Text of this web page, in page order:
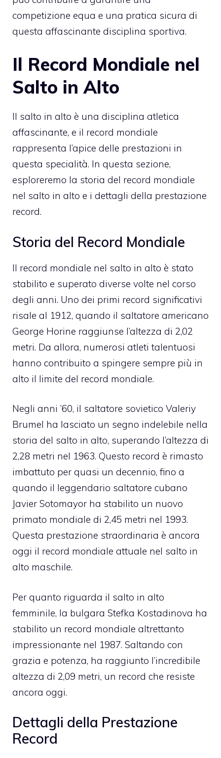
competizione equa e una pratica sicura di
questa affascinante disciplina sportiva.
Il Record Mondiale nel
Salto in Alto
Il salto in alto è una disciplina atletica
affascinante, e il record mondiale
rappresenta l’apice delle prestazioni in
questa specialità. In questa sezione,
esploreremo la storia del record mondiale
nel salto in alto e i dettagli della prestazione
record.
Storia del Record Mondiale
Il record mondiale nel salto in alto è stato
stabilito e superato diverse volte nel corso
degli anni. Uno dei primi record significativi
risale al 1912, quando il saltatore americano
George Horine raggiunse l’altezza di 2,02
metri. Da allora, numerosi atleti talentuosi
hanno contribuito a spingere sempre più in
alto il limite del record mondiale.
Negli anni ’60, il saltatore sovietico Valeriy
Brumel ha lasciato un segno indelebile nella
storia del salto in alto, superando l’altezza di
2,28 metri nel 1963. Questo record è rimasto
imbattuto per quasi un decennio, fino a
quando il leggendario saltatore cubano
Javier Sotomayor ha stabilito un nuovo
primato mondiale di 2,45 metri nel 1993.
Questa prestazione straordinaria è ancora
oggi il record mondiale attuale nel salto in
alto maschile.
Per quanto riguarda il salto in alto
femminile, la bulgara Stefka Kostadinova ha
stabilito un record mondiale altrettanto
impressionante nel 1987. Saltando con
grazia e potenza, ha raggiunto l’incredibile
altezza di 2,09 metri, un record che resiste
ancora oggi.
Dettagli della Prestazione
Record